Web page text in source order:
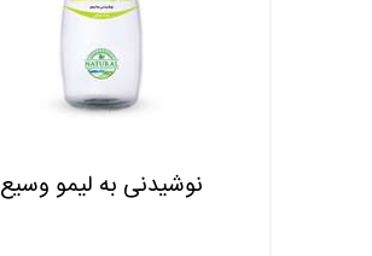
نوشیدنی به لیمو وسیع